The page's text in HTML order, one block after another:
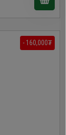
- 160,000₮